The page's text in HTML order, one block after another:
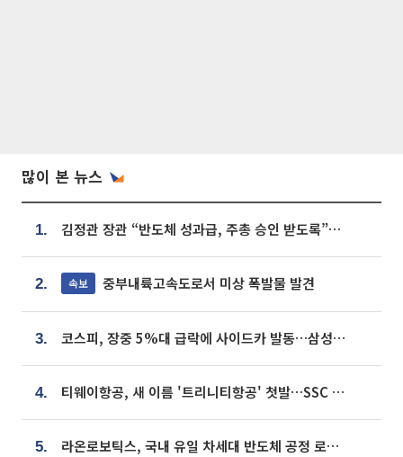
많이 본 뉴스
1. 김정관 장관 “반도체 성과급, 주총 승인 받도록”…상법·자본시장법 개정 시사
2. 속보 중부내륙고속도로서 미상 폭발물 발견
3. 코스피, 장중 5%대 급락에 사이드카 발동…삼성·SK 동반 폭락
4. 티웨이항공, 새 이름 '트리니티항공' 첫발…SSC 전략 본격화
5. 라온로보틱스, 국내 유일 차세대 반도체 공정 로봇 개발 ‘고객사 테스트 진행’